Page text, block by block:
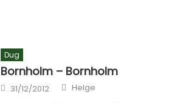
Dug
Bornholm – Bornholm
Posted on
31/12/2012 Author
Helge